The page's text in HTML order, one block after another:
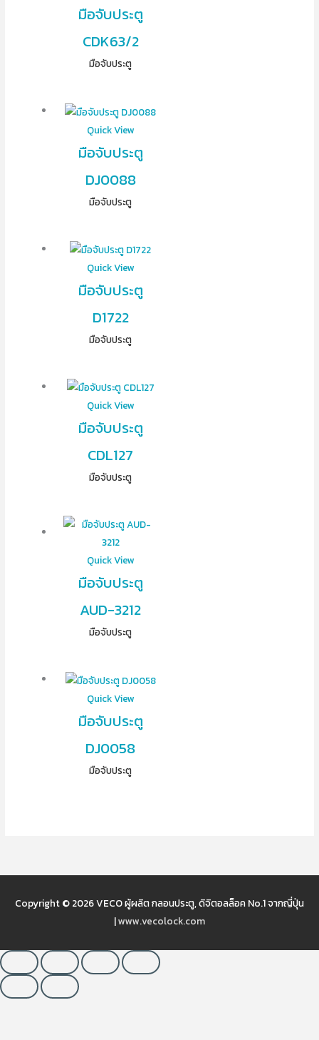
มือจับประตู
CDK63/2
มือจับประตู
Quick View
มือจับประตู
DJ0088
มือจับประตู
Quick View
มือจับประตู
D1722
มือจับประตู
Quick View
มือจับประตู
CDL127
มือจับประตู
Quick View
มือจับประตู
AUD-3212
มือจับประตู
Quick View
มือจับประตู
DJ0058
มือจับประตู
Copyright © 2026VECO ผู้ผลิต กลอนประตู, ดิจิตอลล็อค No.1 จากญี่ปุ่น
|www.vecolock.com